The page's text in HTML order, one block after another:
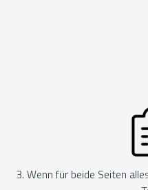
3. Wenn für beide Seiten